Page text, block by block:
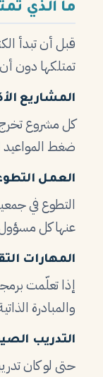
ما الذي
قبل أن تبدأ
تمتلكها دون
المشاريع
كل مشروع
ضغط المواعيد
العمل
التطوع في
عنها كل
المهارات
والمبادرة
التدريب
حتى لو كان